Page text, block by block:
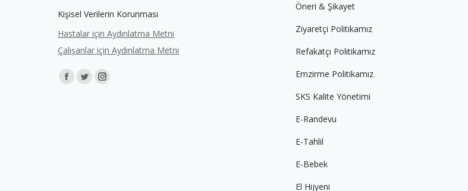
Kişisel Verilerin Korunması
Hastalar için Aydınlatma Metni
Çalışanlar için Aydınlatma Metni
Find us on:
Facebook
TwitterInstagram
Öneri & Şikayet
Ziyaretçi Politikamız
Refakatçı Politikamız
Emzirme Politikamız
SKS Kalite Yönetimi
E-Randevu
E-Tahlil
E-Bebek
El Hijyeni